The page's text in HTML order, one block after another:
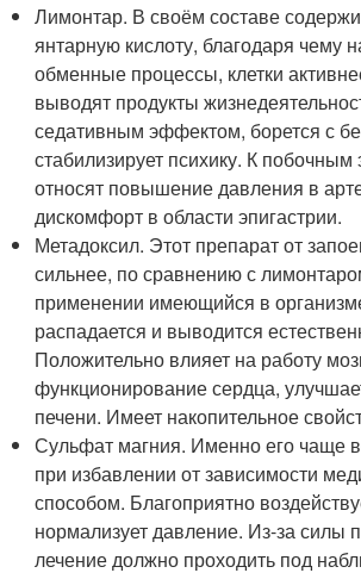
Лимонтар. В своём составе
янтарную кислоту, благодаря чему
обменные процессы, клетки
выводят продукты
седативным эффектом, борется с
стабилизирует психику. К
относят повышение давления в
дискомфорт в области эпигастрии.
Метадоксил. Этот препарат от
сильнее, по сравнению с
применении имеющийся в
распадается и выводится
Положительно влияет на работу
функционирование сердца,
печени. Имеет накопительное
Сульфат магния. Именно его чаще
при избавлении от зависимости
способом. Благоприятно
нормализует давление. Из-за силы
лечение должно проходить под